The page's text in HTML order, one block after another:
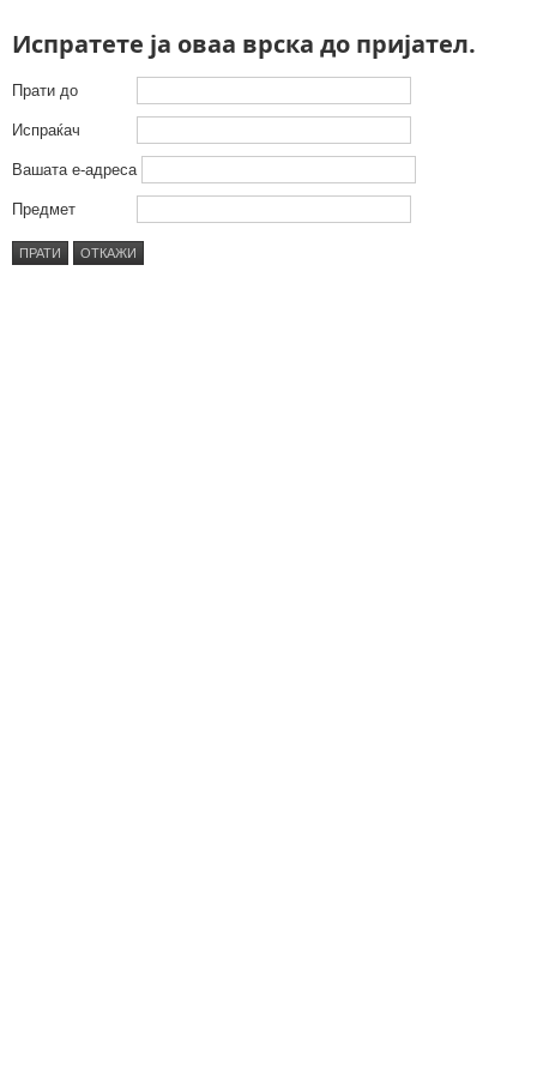
Испратете ја оваа врска до пријател.
Прати до
Испраќач
Вашата е-адреса
Предмет
ПРАТИ ОТКАЖИ